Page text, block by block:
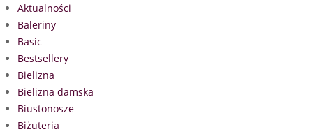
Aktualności
Baleriny
Basic
Bestsellery
Bielizna
Bielizna damska
Biustonosze
Biżuteria